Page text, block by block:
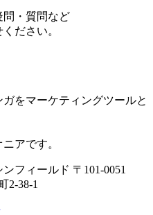
問・質問など
ださい。
をマーケティングツールと
アです。
フィールド 〒101-0051
2-38-1